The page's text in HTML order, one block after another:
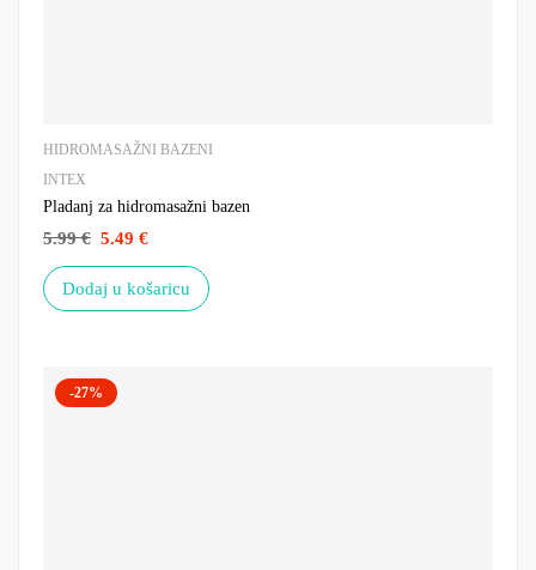
HIDROMASAŽNI BAZENI
INTEX
Pladanj za hidromasažni bazen
5.99€ 5.49 €
Dodaj u košaricu
-27%